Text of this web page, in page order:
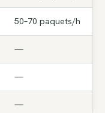
50–70 paquets/h
—
—
—